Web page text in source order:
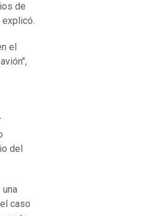
de
explicó.
el
del
caso